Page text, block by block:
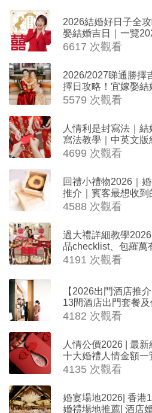
2026結婚好日子全
娶結婚吉日｜一覽
擇日結婚+避開沖煞
6617 次觀看
2026/2027睇通勝擇
擇日攻略！宜嫁娶
沖生肖一覽
5579 次觀看
人情利是封寫法｜
寫法教學｜中英文版
4699 次觀看
回禮小禮物2026｜
推介｜賓客最想收
妹禮物（持續更新）
4588 次觀看
過大禮詳細教學
品checklist、包羅萬
吉祥說話
4191 次觀看
【2026出門酒店推
13間酒店出門套餐
4182 次觀看
人情公價2026 | 最新
十大婚禮人情金額
法
4135 次觀看
婚宴場地2026| 香港
婚禮場地推薦| 酒店